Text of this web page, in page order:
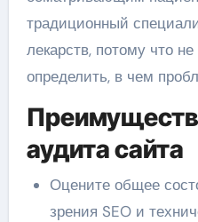
традиционный
лекарств, потому что
определить, в чем
аудита сайта
Оцените общее
зрения SEO и